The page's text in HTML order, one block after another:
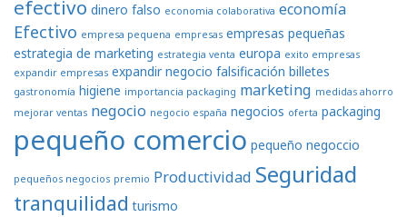
efectivo dinero falso economia colaborativa economía
Efectivo empresa pequena empresas empresas pequeñas
estrategia de marketing estrategia venta europa exito empresas
expandir empresas expandir negocio falsificación billetes
gastronomía higiene importancia packaging marketing medidas ahorro
mejorar ventas negocio negocio españa negocios oferta packaging
pequeño comercio pequeño negoccio
pequeños negocios premio Productividad Seguridad
tranquilidad turismo